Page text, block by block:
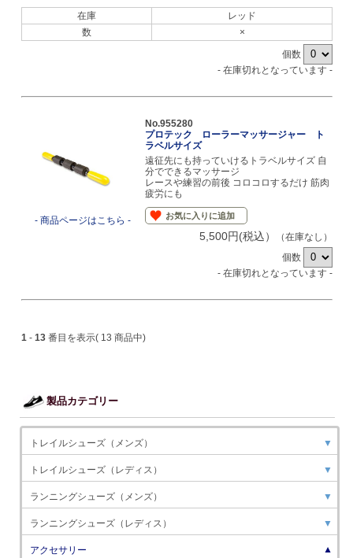
在庫
レッド
数
×
個数
- 在庫切れとなっています -
- 商品ページはこちら -
No.955280
プロテック ローラーマッサージャー ト
ラベルサイズ
遠征先にも持っていけるトラベルサイズ 自
分でできるマッサージ
レースや練習の前後 コロコロするだけ 筋肉
疲労にも
お気に入りに追加
5,500円(税込）
（在庫なし）
個数
- 在庫切れとなっています -
1 -13番目を表示( 13 商品中)
製品カテゴリー
トレイルシューズ（メンズ） ▼
トレイルシューズ（レディス） ▼
ランニングシューズ（メンズ） ▼
ランニングシューズ（レディス） ▼
アクセサリー ▼